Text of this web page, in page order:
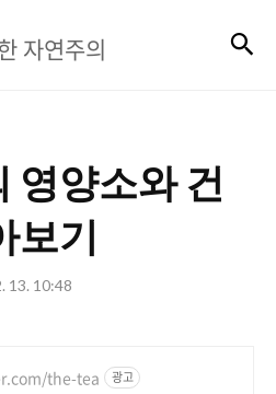
강
연
주
의
자연주의
영양소와 건
보기
13. 10:48
the-tea 광고